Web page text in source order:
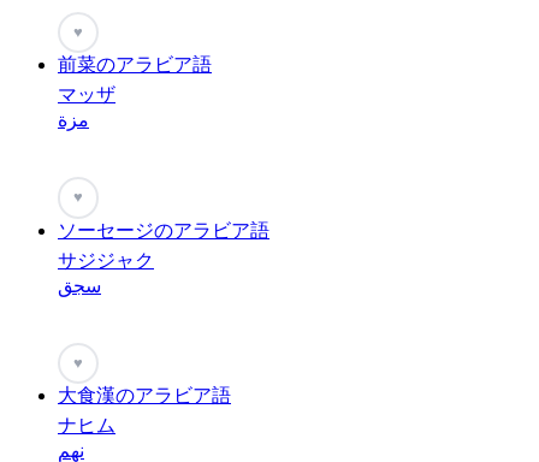
♥
前菜のアラビア語
マッザ
مزة
♥
ソーセージのアラビア語
サジジャク
سجق
♥
大食漢のアラビア語
ナヒム
نهم